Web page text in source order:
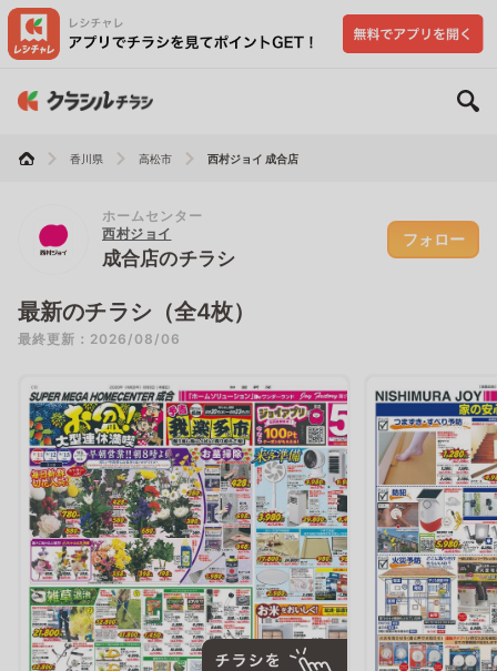
香川県 高松市 西村ジョイ 成合店
ホームセンター
西村ジョイ
成合店のチラシ
フォロー
最新のチラシ（全4枚）
最終更新：2026/08/06